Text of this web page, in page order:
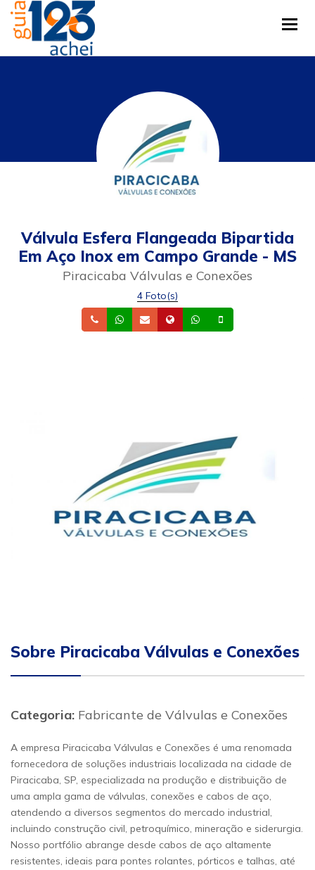
Válvula Esfera Flangeada Bipartida
Em Aço Inox em Campo Grande - MS
Piracicaba Válvulas e Conexões
4 Foto(s)
TelefoneWhatsapp
Email Site Whatsapp
Sobre Piracicaba Válvulas e Conexões
Categoria: Fabricante de Válvulas e Conexões
A empresa Piracicaba Válvulas e Conexões é uma renomada
fornecedora de soluções industriais localizada na cidade de
Piracicaba, SP, especializada na produção e distribuição de
uma ampla gama de válvulas, conexões e cabos de aço,
atendendo a diversos segmentos do mercado industrial,
incluindo construção civil, petroquímico, mineração e siderurgia.
Nosso portfólio abrange desde cabos de aço altamente
resistentes, ideais para pontes rolantes, pórticos e talhas, até